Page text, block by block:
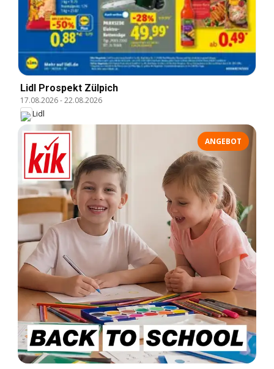
Lidl Prospekt Zülpich
17.08.2026-22.08.2026
Lidl
ANGEBOT